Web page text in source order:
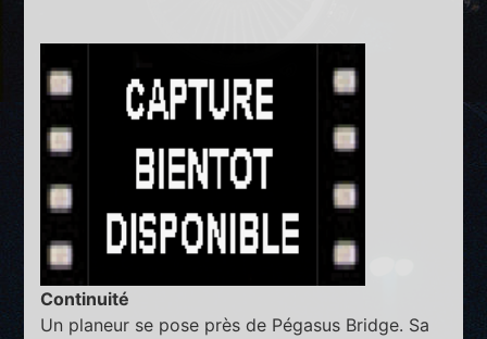
Continuité
Un planeur se pose près de Pégasus Bridge. Sa